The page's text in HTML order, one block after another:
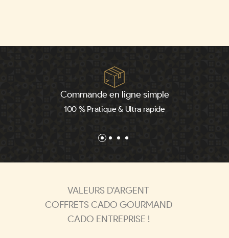
Commande en ligne simple
100 % Pratique & Ultra rapide
VALEURS D'ARGENT
COFFRETS CADO GOURMAND
CADO ENTREPRISE !